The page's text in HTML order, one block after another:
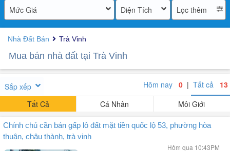
Mức Giá Diện Tích Lọc thêm
Nhà Đất Bán Trà Vinh
Mua bán nhà đất tại Trà Vinh
Sắp xếp Hôm nay 0 | Tất cả 13
Tất Cả
Cá Nhân Môi Giới
Chính chủ cần bán gấp lô đất mặt tiền quốc lộ 53, phường hòa
thuận, châu thành, trà vinh
Hôm qua 10:43PM